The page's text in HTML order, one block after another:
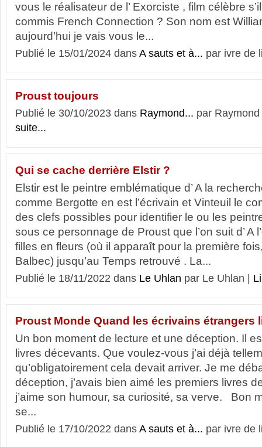
vous le réalisateur de l’ Exorciste , film célèbre
commis French Connection ? Son nom est
aujourd’hui je vais vous le...
Publié le 15/01/2024 dans A sauts et à... par ivre de
Proust toujours
Publié le 30/10/2023 dans Raymond... par
suite...
Qui se cache derrière Elstir ?
Elstir est le peintre emblématique d’ A la
comme Bergotte en est l’écrivain et Vinteuil le
des clefs possibles pour identifier le ou les
sous ce personnage de Proust que l’on suit d’ A
filles en fleurs (où il apparaît pour la première
Balbec) jusqu’au Temps retrouvé . La...
Publié le 18/11/2022 dans Le Uhlan par Le Uhlan |
Proust Monde Quand les écrivains étrangers
Un bon moment de lecture et une déception. Il
livres décevants. Que voulez-vous j’ai déjà
qu’obligatoirement cela devait arriver. Je me
déception, j’avais bien aimé les premiers livres
j’aime son humour, sa curiosité, sa verve. Bon
se...
Publié le 17/10/2022 dans A sauts et à... par ivre de